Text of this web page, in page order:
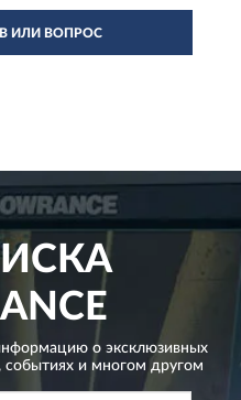
ИЛИ ВОПРОС
о эксклюзивных
событиях и многом другом